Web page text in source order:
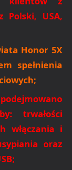
USA,
Honor 5X
spełnienia
trwałości
włączania i
oraz